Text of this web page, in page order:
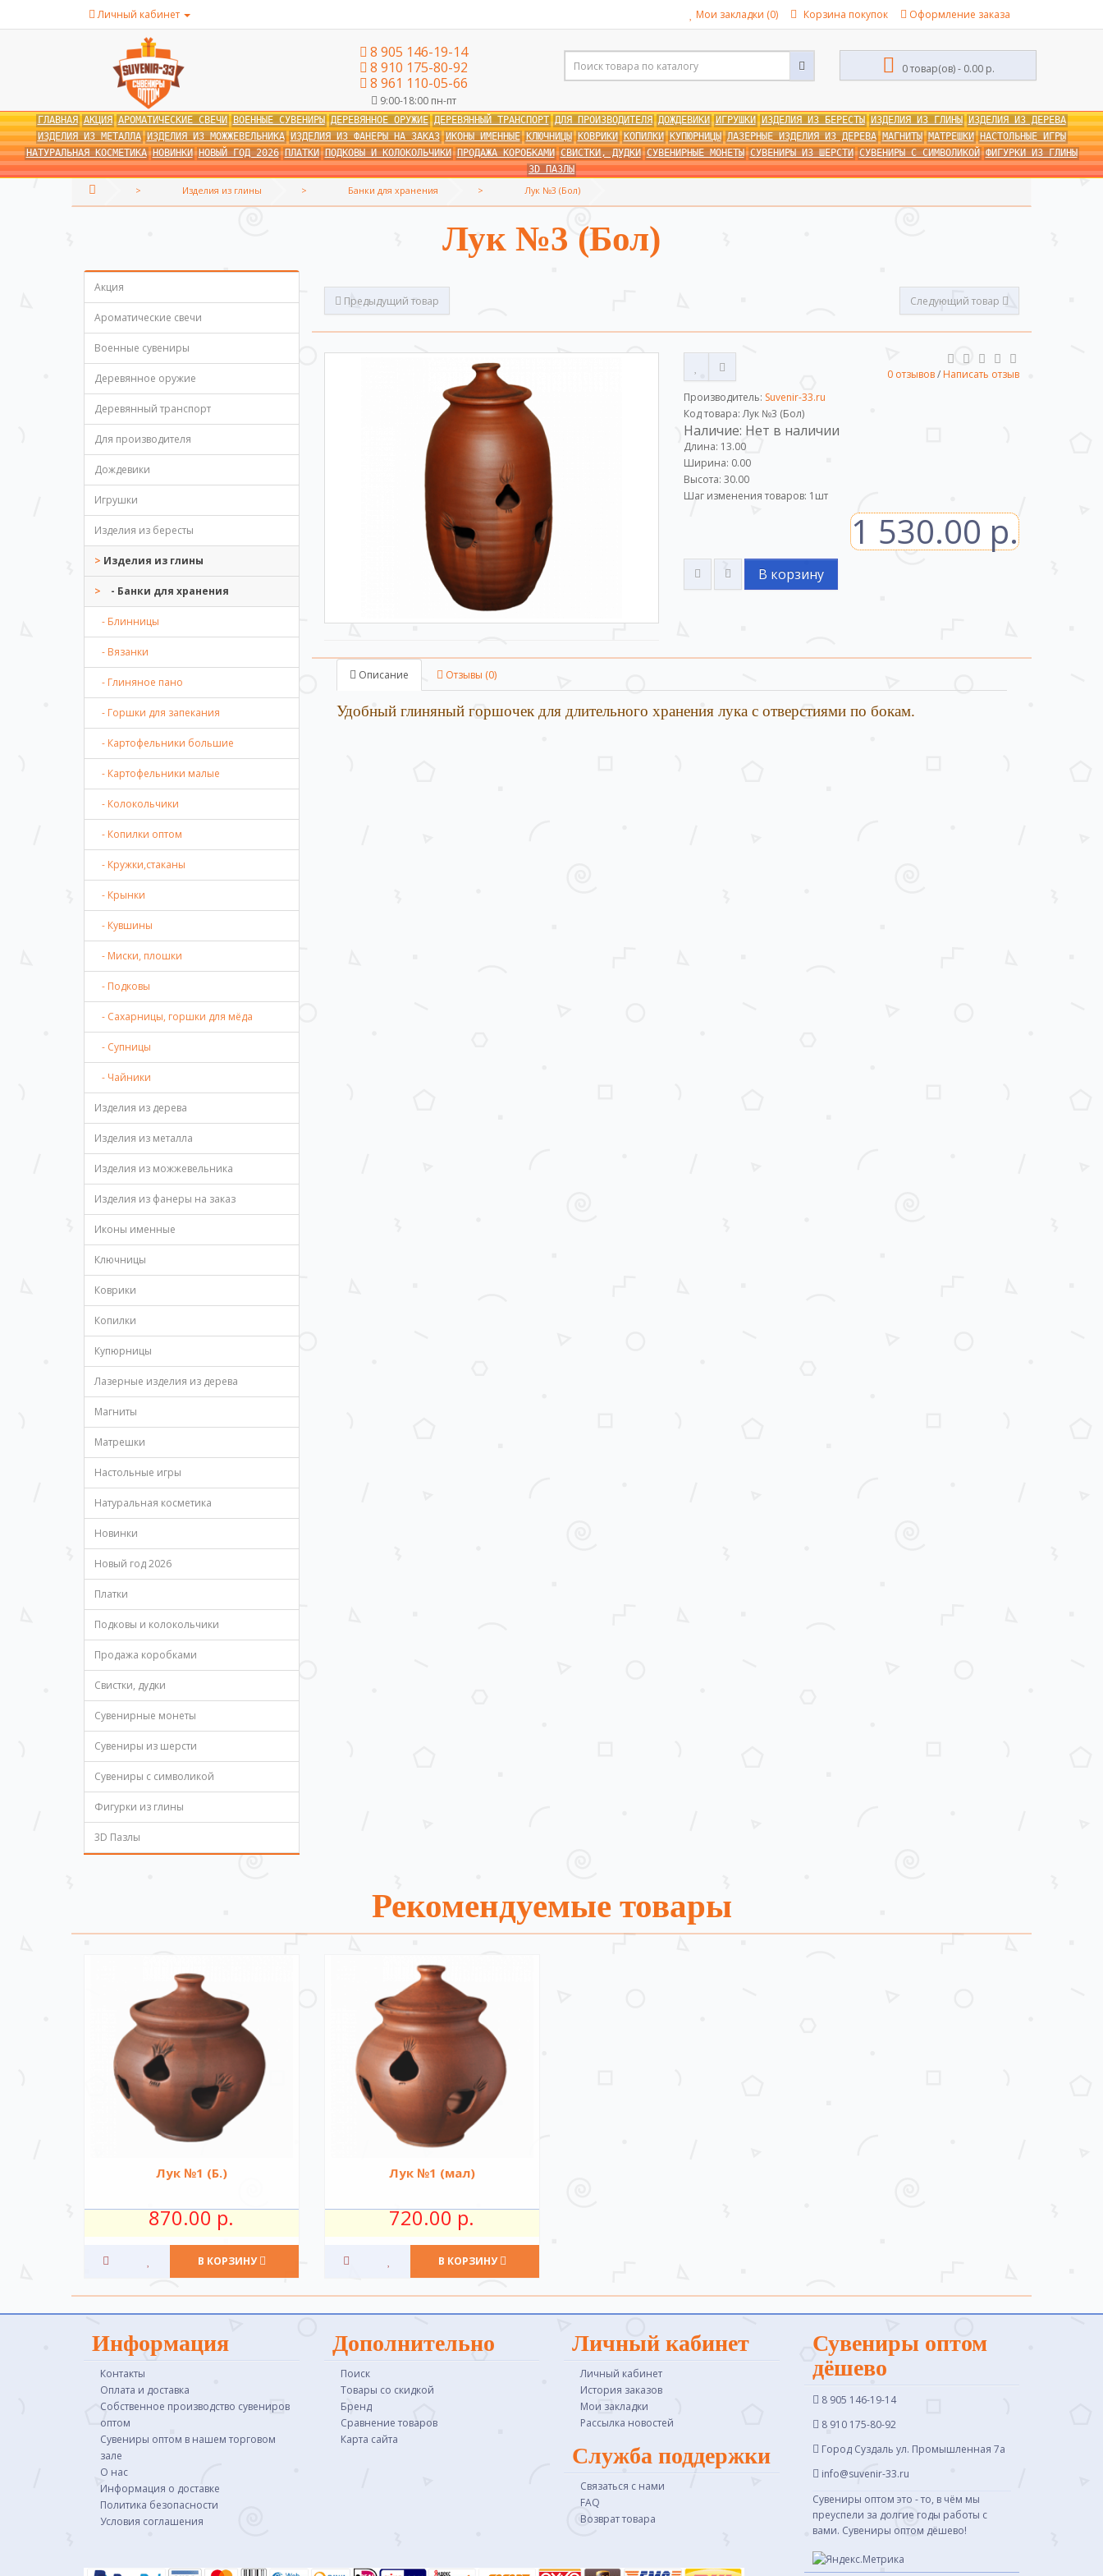
Личный кабинет Мои закладки (0) Корзина покупок Оформление заказа
8 905 146-19-14
8 910 175-80-92
8 961 110-05-66
9:00-18:00 пн-пт
0 товар(ов) - 0.00 р.
ГЛАВНАЯ АКЦИЯ АРОМАТИЧЕСКИЕ СВЕЧИ ВОЕННЫЕ СУВЕНИРЫ ДЕРЕВЯННОЕ ОРУЖИЕ ДЕРЕВЯННЫЙ ТРАНСПОРТ ДЛЯ ПРОИЗВОДИТЕЛЯ ДОЖДЕВИКИ ИГРУШКИ ИЗДЕЛИЯ ИЗ БЕРЕСТЫ ИЗДЕЛИЯ ИЗ ГЛИНЫ
ИЗДЕЛИЯ ИЗ ДЕРЕВА
ИЗДЕЛИЯ ИЗ МЕТАЛЛА ИЗДЕЛИЯ ИЗ МОЖЖЕВЕЛЬНИКА ИЗДЕЛИЯ ИЗ ФАНЕРЫ НА ЗАКАЗ ИКОНЫ ИМЕННЫЕ КЛЮЧНИЦЫ КОВРИКИ КОПИЛКИ КУПЮРНИЦЫ ЛАЗЕРНЫЕ ИЗДЕЛИЯ ИЗ ДЕРЕВА МАГНИТЫ МАТРЕШКИ НАСТОЛЬНЫЕ ИГРЫ
НАТУРАЛЬНАЯ КОСМЕТИКА НОВИНКИ НОВЫЙ ГОД 2026 ПЛАТКИ ПОДКОВЫ И КОЛОКОЛЬЧИКИ ПРОДАЖА КОРОБКАМИ СВИСТКИ, ДУДКИ СУВЕНИРНЫЕ МОНЕТЫ СУВЕНИРЫ ИЗ ШЕРСТИ СУВЕНИРЫ С СИМВОЛИКОЙ ФИГУРКИ ИЗ ГЛИНЫ
3D ПАЗЛЫ
Изделия из глины Банки для хранения Лук №3 (Бол)
Лук №3 (Бол)
Акция
Ароматические свечи
Военные сувениры
Деревянное оружие
Деревянный транспорт
Для производителя
Дождевики
Игрушки
Изделия из бересты
Изделия из глины
- Банки для хранения
- Блинницы
- Вязанки
- Глиняное пано
- Горшки для запекания
- Картофельники большие
- Картофельники малые
- Колокольчики
- Копилки оптом
- Кружки,стаканы
- Крынки
- Кувшины
- Миски, плошки
- Подковы
- Сахарницы, горшки для мёда
- Супницы
- Чайники
Изделия из дерева
Изделия из металла
Изделия из можжевельника
Изделия из фанеры на заказ
Иконы именные
Ключницы
Коврики
Копилки
Купюрницы
Лазерные изделия из дерева
Магниты
Матрешки
Настольные игры
Натуральная косметика
Новинки
Новый год 2026
Платки
Подковы и колокольчики
Продажа коробками
Свистки, дудки
Сувенирные монеты
Сувениры из шерсти
Сувениры с символикой
Фигурки из глины
3D Пазлы
Предыдущий товар Следующий товар
0 отзывов/ Написать отзыв
Производитель: Suvenir-33.ru
Код товара: Лук №3 (Бол)
Наличие: Нет в наличии
Длина: 13.00
Ширина: 0.00
Высота: 30.00
Шаг изменения товаров: 1 шт
1 530.00 р.
В корзину
Описание Отзывы (0)
Удобный глиняный горшочек для длительного хранения лука с отверстиями по бокам.
Рекомендуемые товары
Лук №1 (Б.)
870.00 р.
В КОРЗИНУ
Лук №1 (мал)
720.00 р.
В КОРЗИНУ
Информация
Контакты
Оплата и доставка
Собственное производство сувениров
оптом
Сувениры оптом в нашем торговом
зале
О нас
Информация о доставке
Политика безопасности
Условия соглашения
Дополнительно
Поиск
Товары со скидкой
Бренд
Сравнение товаров
Карта сайта
Личный кабинет
Личный кабинет
История заказов
Мои закладки
Рассылка новостей
Служба поддержки
Связаться с нами
FAQ
Возврат товара
Сувениры оптом
дёшево
8 905 146-19-14
8 910 175-80-92
Город Суздаль ул. Промышленная 7a
info@suvenir-33.ru
Сувениры оптом это - то, в чём мы
преуспели за долгие годы работы с
вами. Сувениры оптом дёшево!